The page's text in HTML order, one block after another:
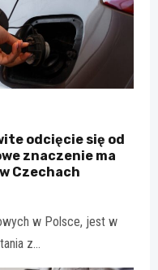
odcięcie się od
znaczenie ma
Czechach
w Polsce, jest w
z…